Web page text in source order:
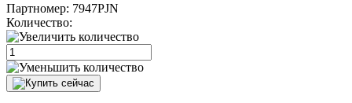
Партномер: 7947PJN
Количество: